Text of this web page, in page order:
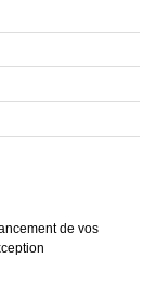
de vos